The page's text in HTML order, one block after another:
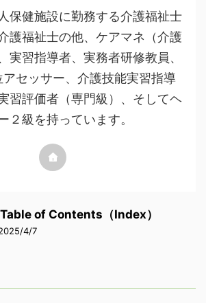
保健施設に勤務する介護福祉士
護福祉士の他、ケアマネ（介護
実習指導者、実務者研修教員、
セッサー、介護技能実習指導
習評価者（専門級）、そしてヘ
２級を持っています。
of Contents（Index）
4/7